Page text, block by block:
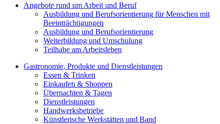
Angebote rund um Arbeit und Beruf
Ausbildung und Berufsorientierung für Menschen mit
Beeinträchtigungen
Ausbildung und Berufsorientierung
Weiterbildung und Umschulung
Teilhabe am Arbeitsleben
Gastronomie, Produkte und Dienstleistungen
Essen & Trinken
Einkaufen & Shoppen
Übernachten & Tagen
Dienstleistungen
Handwerksbetriebe
Künstlerische Werkstätten und Band